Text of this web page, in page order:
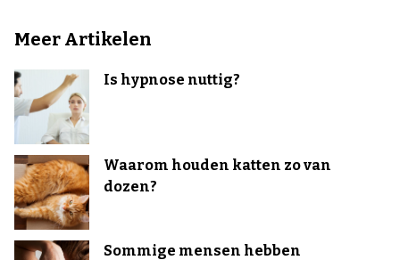
Meer Artikelen
Is hypnose nuttig?
Waarom houden katten zo van
dozen?
Sommige mensen hebben